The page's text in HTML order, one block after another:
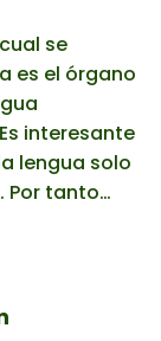
se
es el órgano
interesante
lengua solo
Por tanto…